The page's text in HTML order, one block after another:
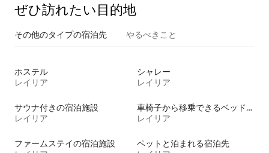
ぜひ訪⁠れ⁠た⁠い目⁠的⁠地
その他のタ⁠イ⁠プ⁠の宿⁠泊⁠先 やるべきこと
ホステル
レイリア
シャレー
レイリア
サウナ付きの宿泊施設
レイリア
車椅子から移乗できるベッドがある宿泊施設
レイリア
ファームステイの宿泊施設
ペットと泊まれる宿泊先